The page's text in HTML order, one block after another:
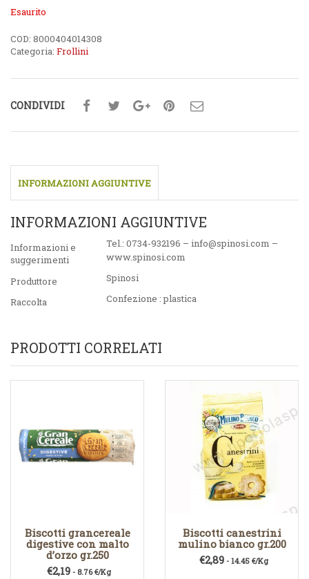
Esaurito
COD: 8000404014308
Categoria: Frollini
CONDIVIDI
INFORMAZIONI AGGIUNTIVE
INFORMAZIONI AGGIUNTIVE
Informazioni e
suggerimenti
Tel.: 0734-932196 – info@spinosi.com –
www.spinosi.com
Produttore
Spinosi
Raccolta
Confezione : plastica
PRODOTTI CORRELATI
Biscotti grancereale
digestive con malto
d’orzo gr.250
€2,19 - 8.76 €/Kg
Biscotti canestrini
mulino bianco gr.200
€2,89- 14.45 €/Kg